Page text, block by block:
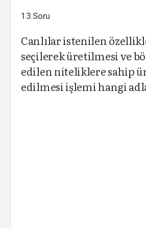
13.Soru
Canlılar istenilen
seçilerek üretilmesi ve
edilen niteliklere sahip
edilmesi işlemi hangi